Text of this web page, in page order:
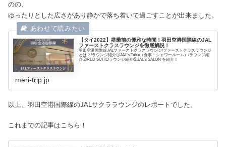
のの、
ゆったりとした広さがあり静かで落ち着いて過ごすことが出来ました。
【タイ2022】搭乗前の優雅な時間！羽田空港国際線のJAL
ファーストクラスラウンジを徹底解説！
羽田空港国際線JALファーストクラスラウンジ/ファーストクラスラウンジ
とは？/ラウンジ紹介①JAL’s Table（食事・シャワールーム）/ラウンジ紹
介②RED SUITE/ラウンジ紹介③JAL’s SALON を紹介！
meri-trip.jp
以上、羽田空港国際線のJALサクララウンジのレポートでした。
これまでの記事はこちら！